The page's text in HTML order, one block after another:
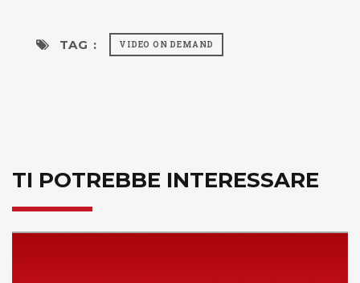
TAG : VIDEO ON DEMAND
TI POTREBBE INTERESSARE